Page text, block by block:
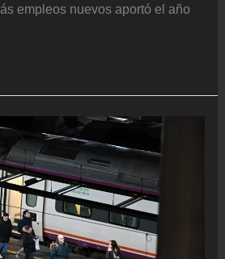
empleos nuevos aportó el año